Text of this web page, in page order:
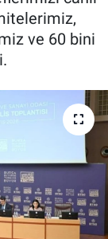
ve 60 bini